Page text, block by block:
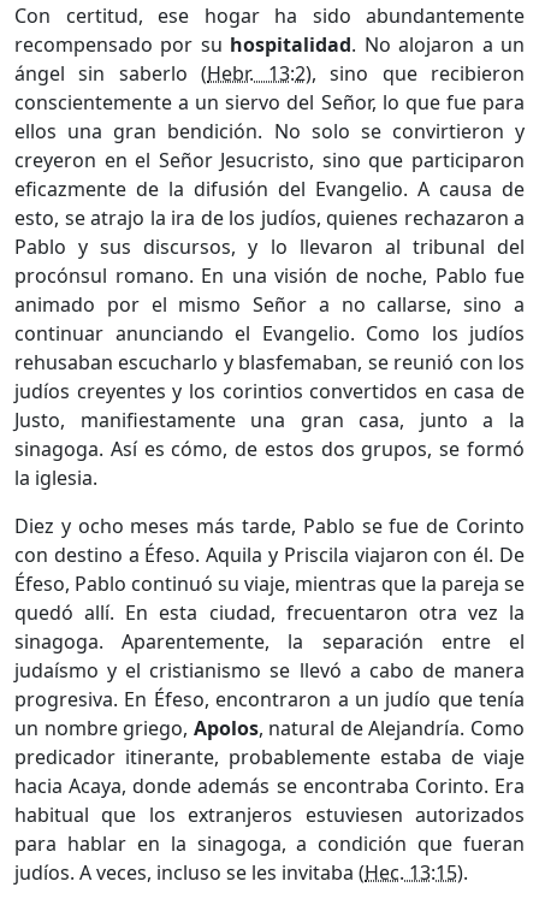
Con certitud, ese hogar ha sido abundantemente
recompensado por su hospitalidad. No alojaron a un
ángel sin saberlo (Hebr. 13:2), sino que recibieron
conscientemente a un siervo del Señor, lo que fue para
ellos una gran bendición. No solo se convirtieron y
creyeron en el Señor Jesucristo, sino que participaron
eficazmente de la difusión del Evangelio. A causa de
esto, se atrajo la ira de los judíos, quienes rechazaron a
Pablo y sus discursos, y lo llevaron al tribunal del
procónsul romano. En una visión de noche, Pablo fue
animado por el mismo Señor a no callarse, sino a
continuar anunciando el Evangelio. Como los judíos
rehusaban escucharlo y blasfemaban, se reunió con los
judíos creyentes y los corintios convertidos en casa de
Justo, manifiestamente una gran casa, junto a la
sinagoga. Así es cómo, de estos dos grupos, se formó
la iglesia.
Diez y ocho meses más tarde, Pablo se fue de Corinto
con destino a Éfeso. Aquila y Priscila viajaron con él. De
Éfeso, Pablo continuó su viaje, mientras que la pareja se
quedó allí. En esta ciudad, frecuentaron otra vez la
sinagoga. Aparentemente, la separación entre el
judaísmo y el cristianismo se llevó a cabo de manera
progresiva. En Éfeso, encontraron a un judío que tenía
un nombre griego, Apolos, natural de Alejandría. Como
predicador itinerante, probablemente estaba de viaje
hacia Acaya, donde además se encontraba Corinto. Era
habitual que los extranjeros estuviesen autorizados
para hablar en la sinagoga, a condición que fueran
judíos. A veces, incluso se les invitaba (Hec. 13:15).